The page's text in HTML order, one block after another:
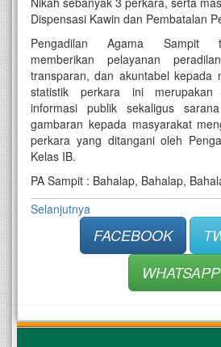
Dispensasi Kawin dan Pembatalan
Pengadilan Agama Sampit
memberikan pelayanan
transparan, dan akuntabel kepada
statistik perkara ini merupakan
informasi publik sekaligus
gambaran kepada masyarakat
perkara yang ditangani oleh
Kelas IB.
PA Sampit : Bahalap, Bahalap,
Selanjutnya
FACEBOOK
WHATSAPP